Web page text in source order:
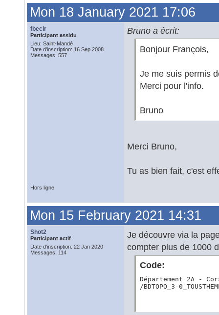
Mon 18 January 2021 17:06
fbecir
Participant assidu
Lieu: Saint-Mandé
Date d'inscription: 16 Sep 2008
Messages: 557
Bruno a écrit:
Bonjour François,
Je me suis permis
Merci pour l'info.
Bruno
Merci Bruno,
Tu as bien fait, c'est
Hors ligne
Mon 15 February 2021 14:31
Shot2
Participant actif
Date d'inscription: 22 Jan 2020
Messages: 114
Je découvre via la
compter plus de 1000
Code:
Département 2A -
/BDTOPO_3-